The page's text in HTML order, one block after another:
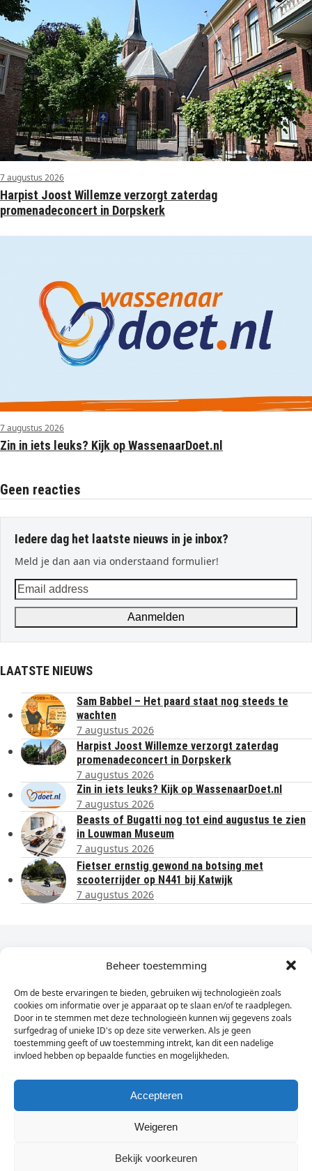
Beheer toestemming
Om de beste ervaringen te bieden, gebruiken wij technologieën zoals
cookies om informatie over je apparaat op te slaan en/of te raadplegen.
Door in te stemmen met deze technologieën kunnen wij gegevens zoals
surfgedrag of unieke ID's op deze site verwerken. Als je geen
toestemming geeft of uw toestemming intrekt, kan dit een nadelige
invloed hebben op bepaalde functies en mogelijkheden.
Accepteren
Weigeren
Bekijk voorkeuren
7 augustus 2026
Harpist Joost Willemze verzorgt zaterdag
promenadeconcert in Dorpskerk
7 augustus 2026
Zin in iets leuks? Kijk op WassenaarDoet.nl
Geen reacties
Iedere dag het laatste nieuws in je inbox?
Meld je dan aan via onderstaand formulier!
Email
address
Aanmelden
LAATSTE NIEUWS
Sam Babbel – Het paard staat nog steeds te
wachten
7 augustus 2026
Harpist Joost Willemze verzorgt zaterdag
promenadeconcert in Dorpskerk
7 augustus 2026
Zin in iets leuks? Kijk op WassenaarDoet.nl
7 augustus 2026
Beasts of Bugatti nog tot eind augustus te zien
in Louwman Museum
7 augustus 2026
Fietser ernstig gewond na botsing met
scooterrijder op N441 bij Katwijk
7 augustus 2026
Dagelijks het laatste nieuws in je e-mail?
Vul
hier
je
e-
mailadres
in
Sign Up